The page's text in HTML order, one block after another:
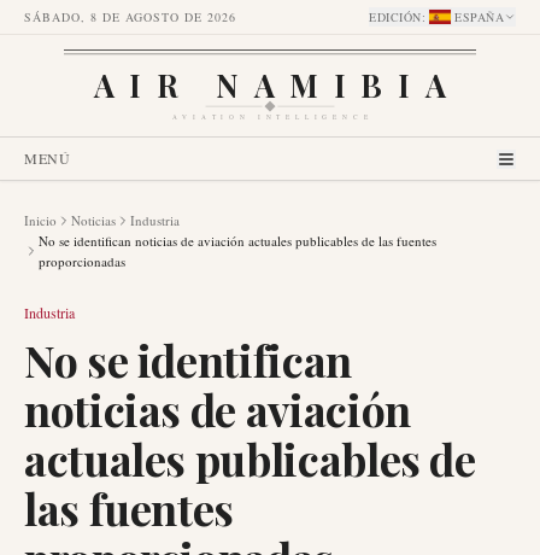
SÁBADO, 8 DE AGOSTO DE 2026 EDICIÓN: ESPAÑA
AIR NAMIBIA
AVIATION INTELLIGENCE
MENÚ
Inicio Noticias
Industria
No se identifican noticias de aviación actuales publicables de las fuentes
proporcionadas
Industria
No se identifican
noticias de aviación
actuales publicables de
las fuentes